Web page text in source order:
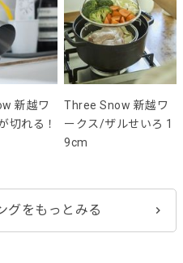
新越ワ
切れる！
Three Snow 新越ワ
ークス/ザルせいろ 1
9cm
グをもっとみる